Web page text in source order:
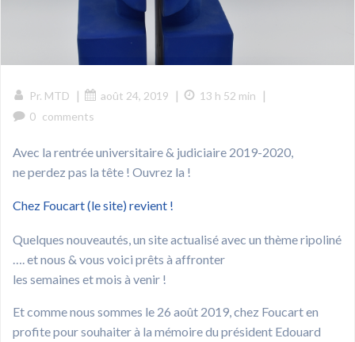
Pr. MTD | août 24, 2019 | 13 h 52 min |
0 comments
Avec la rentrée universitaire & judiciaire 2019-2020,
ne perdez pas la tête ! Ouvrez la !
Chez Foucart (le site) revient !
Quelques nouveautés, un site actualisé avec un thème ripoliné
…. et nous & vous voici prêts à affronter
les semaines et mois à venir !
Et comme nous sommes le 26 août 2019, chez Foucart en
profite pour souhaiter à la mémoire du président Edouard